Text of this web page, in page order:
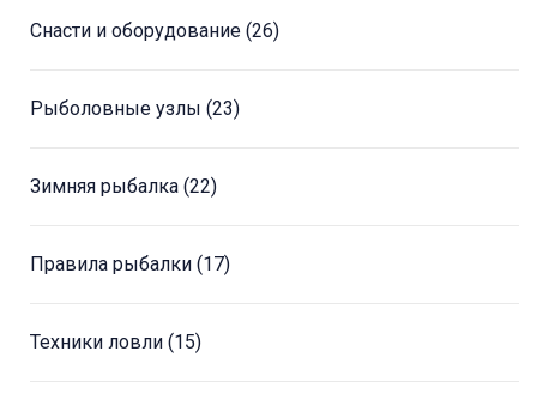
Снасти и оборудование (26)
Рыболовные узлы (23)
Зимняя рыбалка (22)
Правила рыбалки (17)
Техники ловли (15)